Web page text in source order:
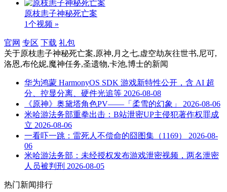
原枝恚子神秘死亡案
1个视频 »
官网 专区 下载 礼包
关于原枝恚子神秘死亡案,原神,月之七,虚空劫灰往世书,尼可,
洛恩,布伦妮,魔神任务,圣遗物,卡池,博士的新闻
华为鸿蒙 HarmonyOS SDK 游戏新特性公开，含 AI 超
分、控显分离、硬件光追等 2026-08-08
《原神》奥黛塔角色PV——「柔雪的幻象」
2026-08-06
米哈游法务部重拳出击：B站泄密UP主侵犯著作权罪成
立 2026-08-06
一看吓一跳：雷死人不偿命的囧图集（1169）
2026-08-
06
米哈游法务部：未经授权发布游戏泄密视频，两名泄密
人员被判刑 2026-08-05
热门新闻排行